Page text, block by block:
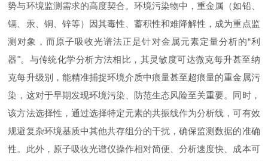
势与环境监测需求的高度契合。环境污染物中，重金属（如铅、
镉、汞、铜、锌等）因其毒性、蓄积性和难降解性，成为重点监
测对象，而原子吸收光谱法正是针对金属元素定量分析的“利
器"。与传统化学分析方法相比，其灵敏度可达微克每升甚至纳
克每升级别，能精准捕捉环境介质中痕量甚至超痕量的重金属污
染，这对于早期发现环境污染、防范生态风险至关重要。同时，
该方法选择性，通过选择特定元素的共振线作为分析线，可有效
规避复杂环境基质中其他共存组分的干扰，确保监测数据的准确
性。此外，原子吸收光谱仪操作相对简便、分析速度快、成本可